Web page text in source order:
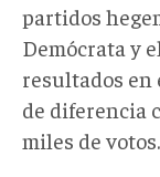
partidos
Demócrata y
resultados en
de diferencia
miles de votos.